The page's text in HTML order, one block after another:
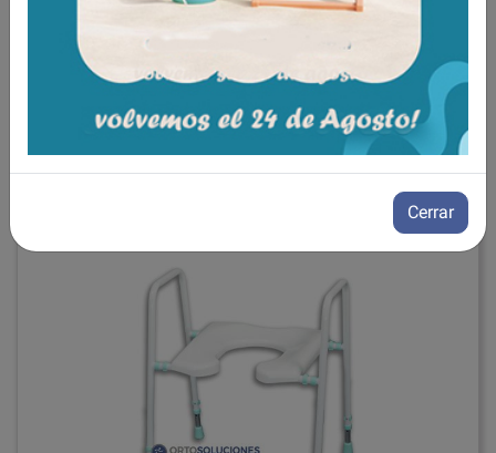
Aún no existen valoraciones para este
Tambien te recomendamos
Cerrar